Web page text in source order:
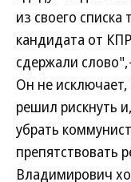
из своего списка
кандидата от
сдержали
Он не
решил рискнуть
убрать
препятствовать
Владимирович